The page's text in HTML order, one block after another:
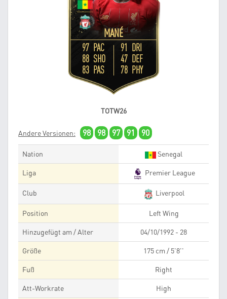
MANÉ
97 PAC
88 SHO
83 PAS
91 DRI
47 DEF
78 PHY
TOTW26
Andere Versionen: 98 98 97 91 90
Nation Senegal
Liga Premier League
Club Liverpool
Position Left Wing
Hinzugefügt am / Alter 04/10/1992 - 28
Größe 175 cm / 5'8''
Fuß Right
Att-Workrate High